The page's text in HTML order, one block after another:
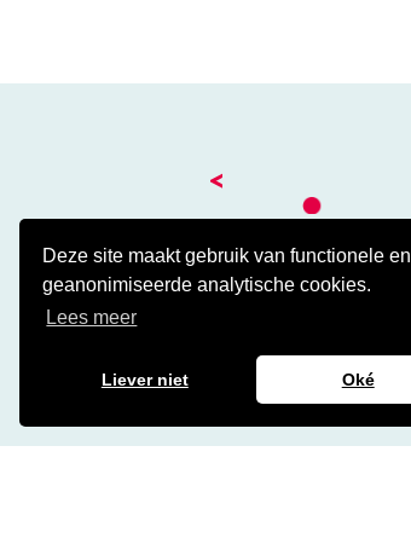
Deze site maakt gebruik van functionele en
geanonimiseerde analytische cookies.
Lees meer
Liever niet Oké
<
Kantoor
3743 KE Baarn
Contact